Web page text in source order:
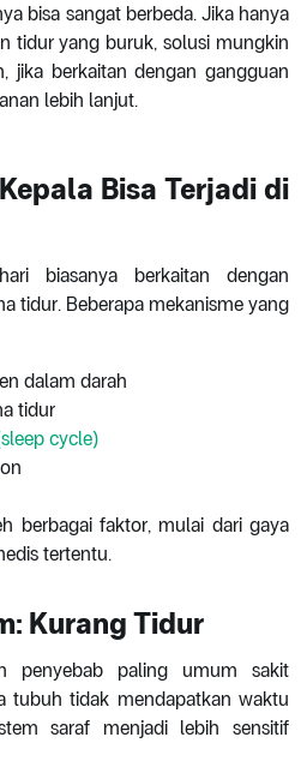
bisa sangat berbeda. Jika hanya
tidur yang buruk, solusi mungkin
jika berkaitan dengan gangguan
lebih lanjut.
Bisa Terjadi di
biasanya berkaitan dengan
tidur. Beberapa mekanisme yang
dalam darah
tidur
cycle)
berbagai faktor, mulai dari gaya
tertentu.
Kurang Tidur
penyebab paling umum sakit
tubuh tidak mendapatkan waktu
saraf menjadi lebih sensitif